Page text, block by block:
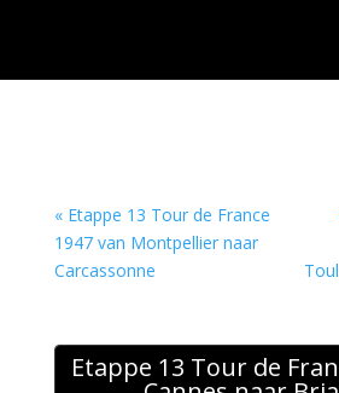
« Etappe 13 Tour de France
1947 van Montpellier naar
Carcassonne
Etappe 13 Tour de